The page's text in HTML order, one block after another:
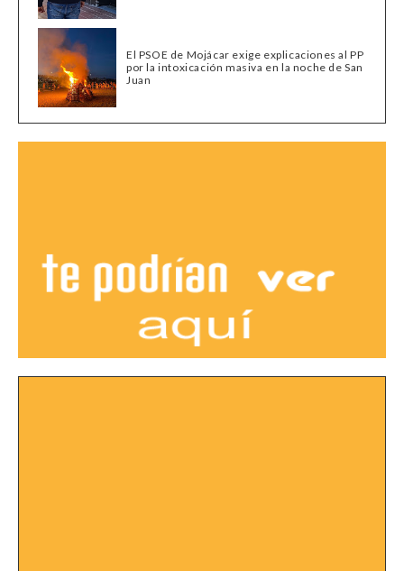
El PSOE de Mojácar exige explicaciones al PP
por la intoxicación masiva en la noche de San
Juan